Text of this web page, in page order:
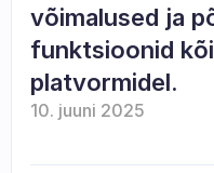
võimalused ja
funktsioonid
platvormidel.
10. juuni 2025